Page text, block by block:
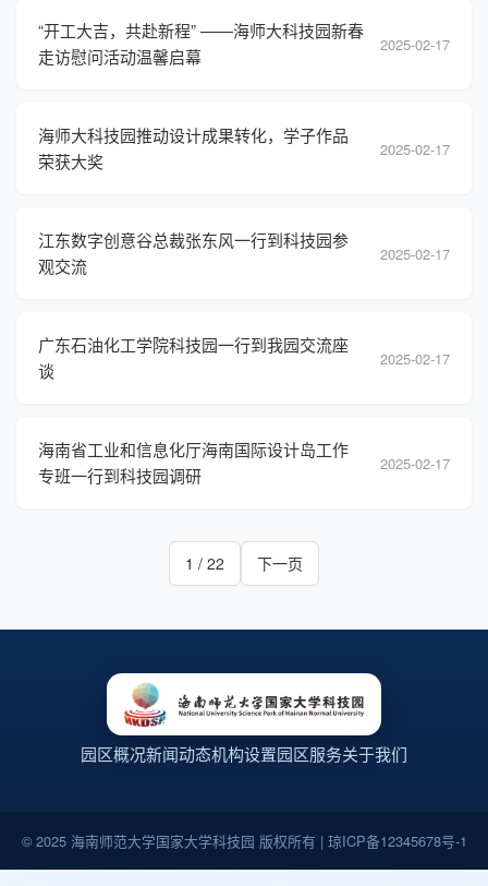
“开工大吉，共赴新程” ——海师大科技园新春
走访慰问活动温馨启幕
2025-02-17
海师大科技园推动设计成果转化，学子作品
荣获大奖
2025-02-17
江东数字创意谷总裁张东风一行到科技园参
观交流
2025-02-17
广东石油化工学院科技园一行到我园交流座
谈
2025-02-17
海南省工业和信息化厅海南国际设计岛工作
专班一行到科技园调研
2025-02-17
1 / 22 下一页
园区概况新闻动态机构设置园区服务关于我们
© 2025 海南师范大学国家大学科技园 版权所有 | 琼ICP备12345678号-1